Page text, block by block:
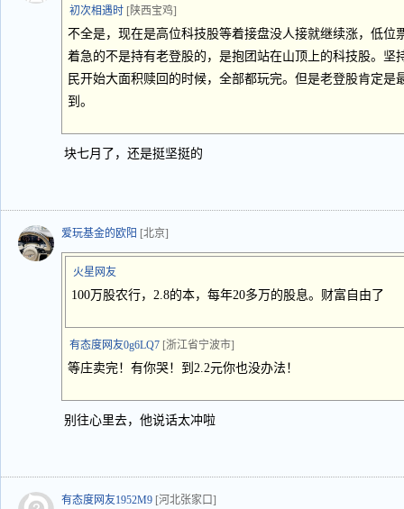
初次相遇时 [陕西宝鸡]
不全是，现在是高位科技股等着接盘没人接就继续涨，低位
着急的不是持有老登股的，是抱团站在山顶上的科技股。坚
民开始大面积赎回的时候，全部都玩完。但是老登股肯定是
到。
块七月了，还是挺坚挺的
爱玩基金的欧阳 [北京]
火星网友
100万股农行，2.8的本，每年20多万的股息。财富自由了
有态度网友0g6LQ7 [浙江省宁波市]
等庄卖完！有你哭！到2.2元你也没办法！
别往心里去，他说话太冲啦
有态度网友1952M9 [河北张家口]